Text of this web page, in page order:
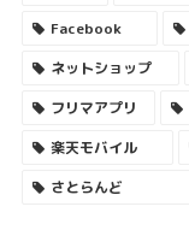
Facebook
ネットショップ
フリマアプリ
楽天モバイル
さとらんど